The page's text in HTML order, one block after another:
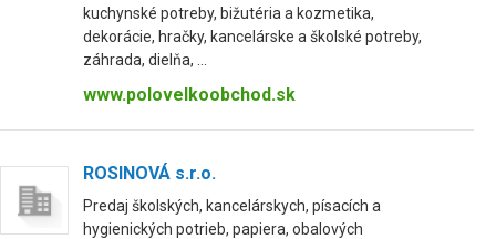
kuchynské potreby, bižutéria a kozmetika,
dekorácie, hračky, kancelárske a školské potreby,
záhrada, dielňa, ...
www.polovelkoobchod.sk
ROSINOVÁ s.r.o.
Predaj školských, kancelárskych, písacích a
hygienických potrieb, papiera, obalových